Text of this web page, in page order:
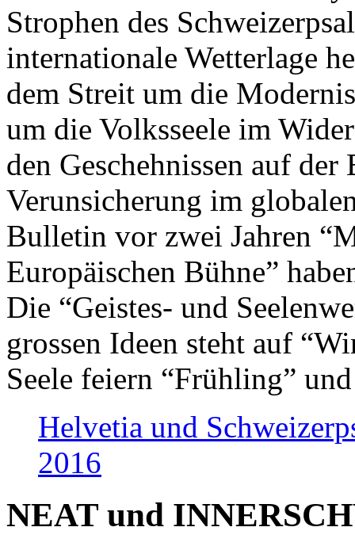
Strophen des
internationale Wetterlage
dem Streit um die
um die Volksseele im
den Geschehnissen auf
Verunsicherung im
Bulletin vor zwei Jahren
Europäischen Bühne”
Die “Geistes- und
grossen Ideen steht auf
Seele feiern “Frühling”
Helvetia und
2016
NEAT und